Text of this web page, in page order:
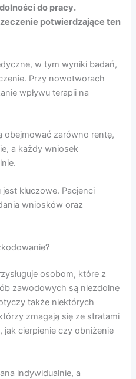
do pracy.
potwierdzające ten
w tym wyniki badań,
Przy nowotworach
wpływu terapii na
obejmować zarówno rentę,
a każdy wniosek
jest kluczowe. Pacjenci
wniosków oraz
osobom, które z
zawodowych są niezdolne
także niektórych
zmagają się ze stratami
cierpienie czy obniżenie
indywidualnie, a